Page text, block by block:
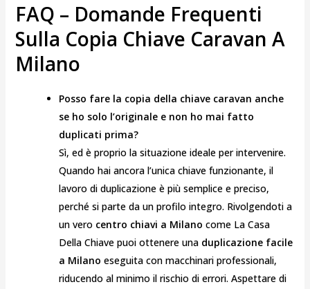
FAQ – Domande Frequenti
Sulla Copia Chiave Caravan A
Milano
Posso fare la copia della chiave caravan anche
se ho solo l’originale e non ho mai fatto
duplicati prima?
Sì, ed è proprio la situazione ideale per intervenire.
Quando hai ancora l’unica chiave funzionante, il
lavoro di duplicazione è più semplice e preciso,
perché si parte da un profilo integro. Rivolgendoti a
un vero centro chiavi a Milano come La Casa
Della Chiave puoi ottenere una duplicazione facile
a Milano eseguita con macchinari professionali,
riducendo al minimo il rischio di errori. Aspettare di